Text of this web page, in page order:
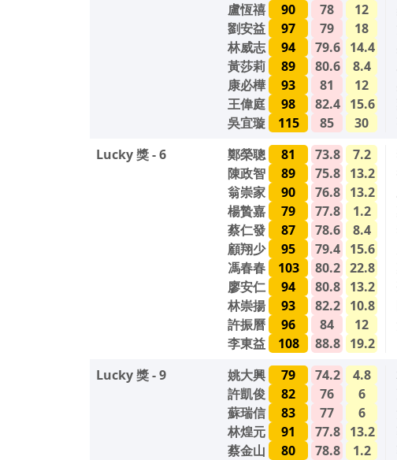
盧恆禧
90 78 12
劉安益
97 79 18
林威志
94 79.6 14.4
黃莎莉
89 80.6 8.4
康必樺
93 81 12
王偉庭
98 82.4 15.6
吳宜璇
115 85 30
Lucky 獎 - 6 鄭榮聰 81 73.8 7.2
陳政智
89 75.8 13.2
翁崇家
90 76.8 13.2
楊贄嘉
79 77.8 1.2
蔡仁發
87 78.6 8.4
顧翔少
95 79.4 15.6
馮春春
103 80.2 22.8
廖安仁
94 80.8 13.2
林崇揚
93 82.2 10.8
許振曆
96 84 12
李東益
108 88.8 19.2
Lucky 獎 - 9 姚大興 79 74.2 4.8
許凱俊
82 76 6
蘇瑞信
83 77 6
林煌元
91 77.8 13.2
蔡金山
80 78.8 1.2